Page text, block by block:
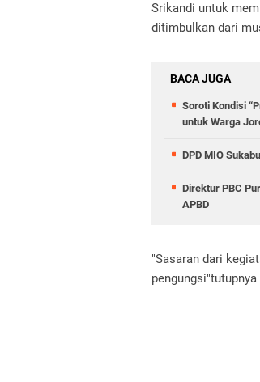
Srikandi untuk
ditimbulkan dari
BACA JUGA
Soroti Kondisi
untuk Warga
DPD MIO
Direktur PBC
APBD
"Sasaran dari
pengungsi"tutupnya